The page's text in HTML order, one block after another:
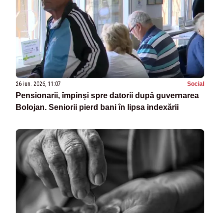
26 iun. 2026, 11:07 Social
Pensionarii, împinși spre datorii după guvernarea
Bolojan. Seniorii pierd bani în lipsa indexării